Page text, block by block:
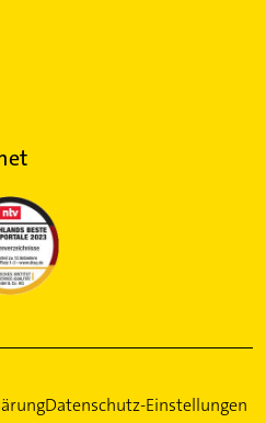
Datenschutz-Einstellungen